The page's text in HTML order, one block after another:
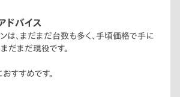
ドバイス
は、まだまだ台数も多く、手頃価格で手に
まだまだ現役です。
すすめです。